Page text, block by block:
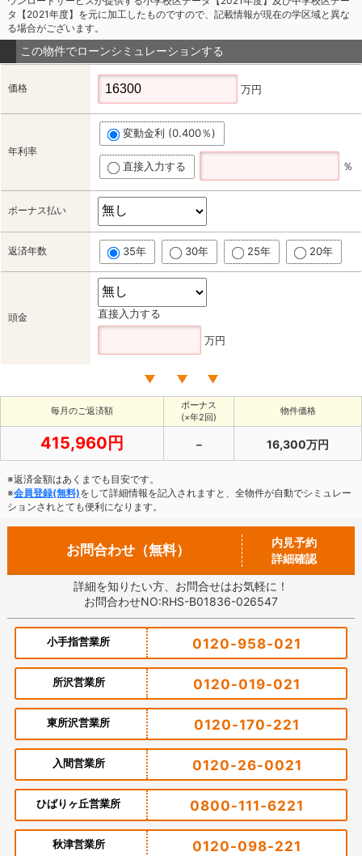
タ【2021年度】を元に加工したものですので、記載情報が現在の学区域と異な
る場合がございます。
この物件でローンシミュレーションする
価格 万円
年利率
変動金利 (0.400％)
直接入力する ％
ボーナス払い
返済年数 35年 30年 25年 20年
頭金 直接入力する
万円
毎月のご返済額
ボーナス
(×年2回)
物件価格
415,960円 － 16,300万円
※返済金額はあくまでも目安です。
※会員登録(無料)をして詳細情報を記入されますと、全物件が自動でシミュレー
ションされとても便利になります。
お問合わせ（無料）
内見予約
詳細確認
詳細を知りたい方、お問合せはお気軽に！
お問合わせNO:RHS-B01836-026547
小手指営業所 0120-958-021
所沢営業所 0120-019-021
東所沢営業所 0120-170-221
入間営業所 0120-26-0021
ひばりヶ丘営業所 0800-111-6221
秋津営業所 0120-098-221